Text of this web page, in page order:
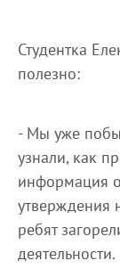
Студентка
полезно:
- Мы уже
узнали, как
информация
утверждения
ребят
деятельности.